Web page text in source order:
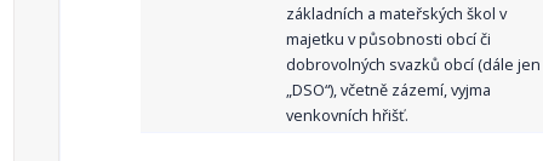
základních a mateřských škol v
majetku v působnosti obcí či
dobrovolných svazků obcí (dále jen
„DSO“), včetně zázemí, vyjma
venkovních hřišť.